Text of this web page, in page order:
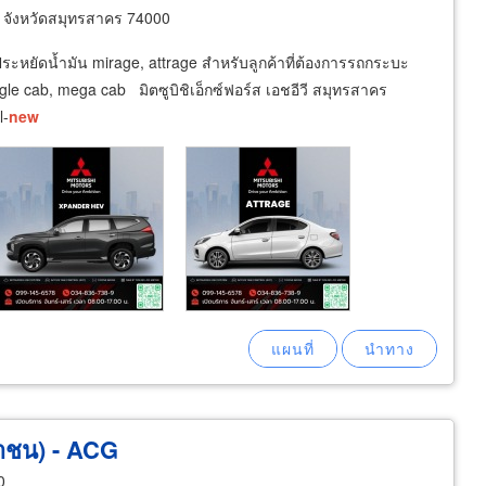
งหวัดสมุทรสาคร 74000
หยัดน้ำมัน mirage, attrage สำหรับลูกค้าที่ต้องการรถกระบะ
cab, mega cab มิตซูบิชิเอ็กซ์ฟอร์ส เอชอีวี สมุทรสาคร
new
น) - ACG